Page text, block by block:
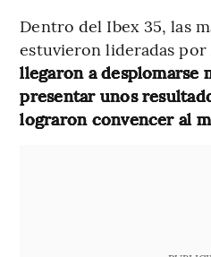
Dentro del Ibex 35, las
estuvieron lideradas por
llegaron a desplomarse
presentar unos
lograron convencer al